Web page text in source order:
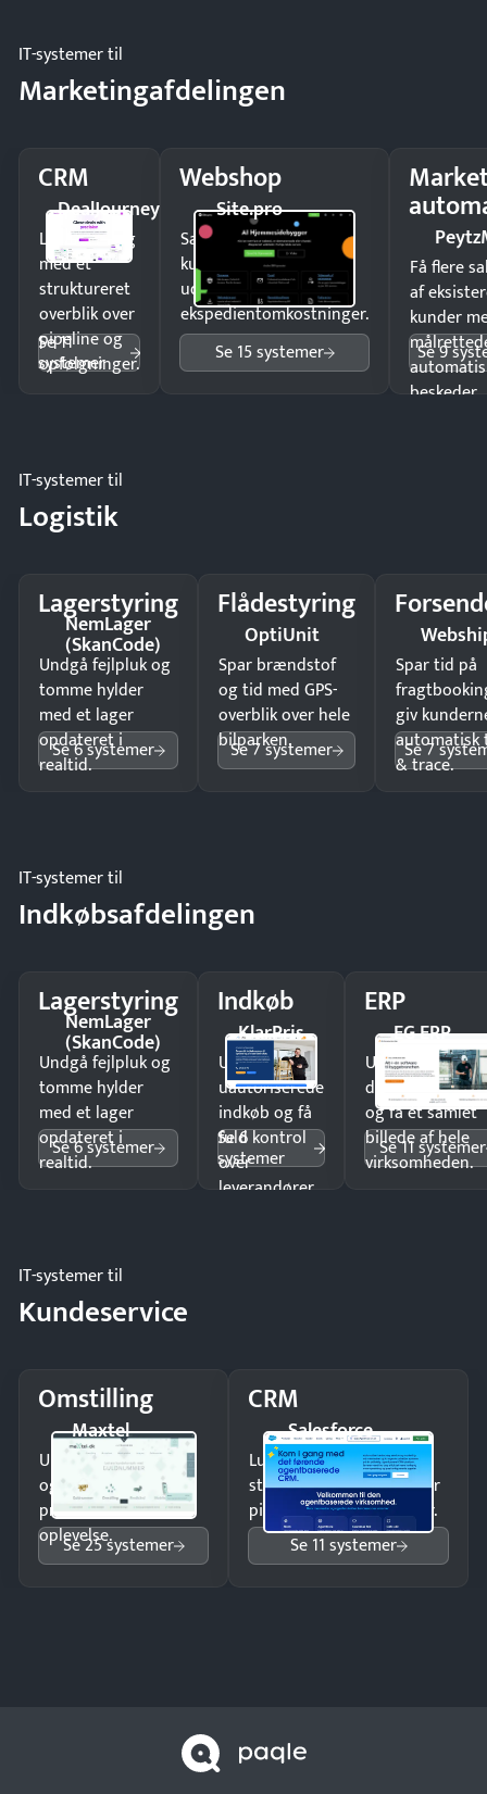
IT-systemer til
Marketingafdelingen
CRM
DealJourney
Luk flere salg
med et
struktureret
overblik over
pipeline og
opfølgninger.
Se 11
systemer
Webshop
Site.pro
Sælg produkter 24/7 til
kunder i hele landet
uden
ekspedientomkostninger.
Se 15 systemer
Få flere
af
kunder
beskeder.
Se 9
IT-systemer til
Logistik
Lagerstyring
NemLager
(SkanCode)
Undgå fejlpluk og
tomme hylder
med et lager
opdateret i
realtid.
Se 6 systemer
Flådestyring
OptiUnit
Spar brændstof
og tid med GPS-
overblik over hele
bilparken.
Se 7 systemer
Spar tid på
giv
automatisk
& trace.
Se 7
IT-systemer til
Indkøbsafdelingen
Lagerstyring
NemLager
(SkanCode)
Undgå fejlpluk og
tomme hylder
med et lager
opdateret i
realtid.
Se 6 systemer
Indkøb
KlarPris
Undgå
uautoriserede
indkøb og få
fuld kontrol
over
leverandører
Se 6
systemer
ERP
EG ERP
Undgå
og få ét samlet
billede af hele
virksomheden.
Se 11 systemer
IT-systemer til
Kundeservice
Omstilling
Maxtel
Undgå tabte opkald
og giv kunderne en
professionel
oplevelse.
Se 25 systemer
CRM
Salesforce
Luk flere salg med et
struktureret overblik over
pipeline og opfølgninger.
Se 11 systemer